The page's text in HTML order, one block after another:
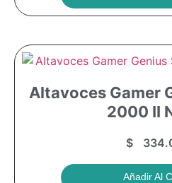
Altavoces Gamer
2000 II
$
Añadir Al